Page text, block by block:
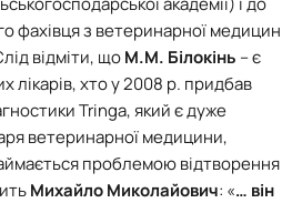
фахівця з ветеринарної
відміти, щоМ.М. Білокінь – є
лікарів, хто у 2008 р. придбав
Tringa, який є дуже
ветеринарної медицини,
проблемою відтворення
Михайло Миколайович: «… він